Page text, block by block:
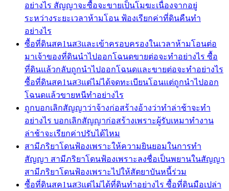
อย่างไร สัญญาจะซื้อจะขายเป็นโมฆะเนื่องจากอยู่
ระหว่างระยะเวลาห้ามโอน ฟ้องเรียกค่าที่ดินคืนทำ
อย่างไร
ซื้อที่ดินสค1นส3และเข้าครอบครองในเวลาห้ามโอนต่อ
มาเจ้าของที่ดินนำไปออกโฉนดขายต่อจะทำอย่างไร ซื้อ
ที่ดินแล้วกลับถูกนำไปออกโฉนดและขายต่อจะทำอย่างไร
ซื้อที่ดินสค1นส3แต่ไม่ได้จดทะเบียนโอนแต่ถูกนำไปออก
โฉนดแล้วขายหนีทำอย่างไร
ถูกบอกเลิกสัญญาว่าจ้างก่อสร้างอ้างว่าทำล่าช้าจะทำ
อย่างไร บอกเลิกสัญญาก่อสร้างเพราะผู้รับเหมาทำงาน
ล่าช้าจะเรียกค่าปรับได้ไหม
สามีภริยาโดนฟ้องเพราะให้ความยินยอมในการทำ
สัญญา สามีภริยาโดนฟ้องเพราะลงชื่อเป็นพยานในสัญญา
สามีภริยาโดนฟ้องเพราะไปให้สัตยาบันหนี้ร่วม
ซื้อที่ดินสค1นส3แต่ไม่ได้ที่ดินทำอย่างไร ซื้อที่ดินมือเปล่า